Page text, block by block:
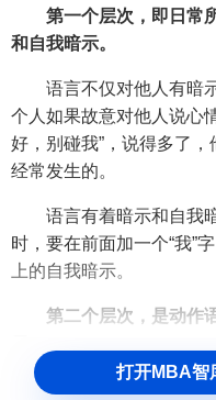
第一个层次，即日常
和自我暗示。
语言不仅对他人有暗示
个人如果故意对他人说心
好，别碰我”，说得多了
经常发生的。
语言有着暗示和自我暗
时，要在前面加一个“我”
上的自我暗示。
第二个层次，是动作
人们交流不光通过语言
打开MBA智